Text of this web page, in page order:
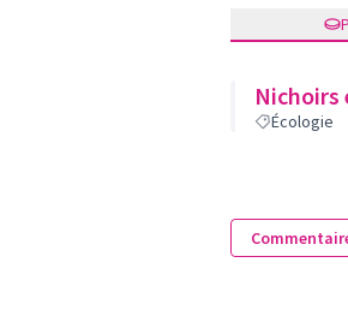
Écologie